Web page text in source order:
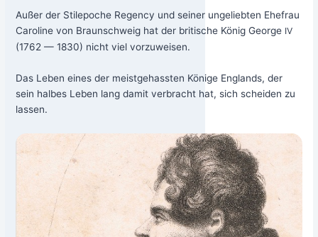
Außer der Stil­epo­che Regen­cy und sei­ner unge­lieb­ten Ehe­frau
Caro­li­ne von Braun­schweig hat der bri­ti­sche König Geor­ge IV
(1762 — 1830) nicht viel vor­zu­wei­sen.
Das Leben eines der meist­ge­hass­ten Köni­ge Eng­lands, der
sein hal­bes Leben lang damit ver­bracht hat, sich schei­den zu
lassen.